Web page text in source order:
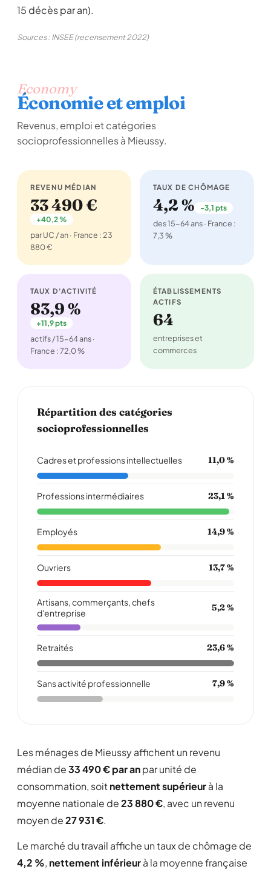
15 décès par an).
Sources : INSEE (recensement 2022)
Economy
Économie et emploi
Revenus, emploi et catégories
socioprofessionnelles à Mieussy.
REVENU MÉDIAN
33 490 €
+40,2 %
par UC / an · France : 23
880 €
TAUX DE CHÔMAGE
4,2 % -3,1 pts
des 15-64 ans · France :
7,3 %
TAUX D'ACTIVITÉ
83,9 %
+11,9 pts
actifs / 15-64 ans ·
France : 72,0 %
ÉTABLISSEMENTS
ACTIFS
64
entreprises et
commerces
Répartition des catégories
socioprofessionnelles
Cadres et professions intellectuelles 11,0 %
Professions intermédiaires 23,1 %
Employés 14,9 %
Ouvriers 13,7 %
Artisans, commerçants, chefs
d'entreprise
5,2 %
Retraités 23,6 %
Sans activité professionnelle 7,9 %
Les ménages de Mieussy affichent un revenu
médian de33 490 € par anpar unité de
consommation, soitnettement supérieurà la
moyenne nationale de23 880 €, avec un revenu
moyen de27 931 €.
Le marché du travail affiche un taux de chômage de
4,2 %, nettement inférieurà la moyenne française